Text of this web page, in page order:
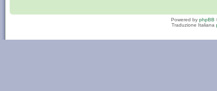
Powered by phpBB
Traduzione Italiana